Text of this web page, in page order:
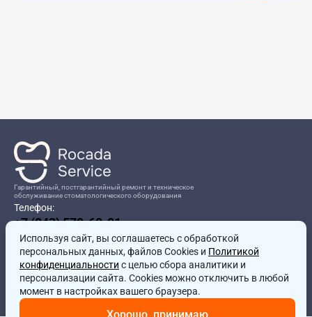
Гарантийный, постгарантийный ремонт и техническое
обслуживание стоматологического оборудования
Телефон:
+7 (843) 570-60-81
Режим работы:8:00-17:00
Адрес:
г.Казань, ул.Проспект Победы, д.204в
Почта:
service@rocadamed.ru
Используя сайт, вы соглашаетесь с обработкой
персональных данных, файлов Cookies и Политикой
конфиденциальности с целью сбора аналитики и
персонализации сайта. Cookies можно отключить в любой
момент в настройках вашего браузера.